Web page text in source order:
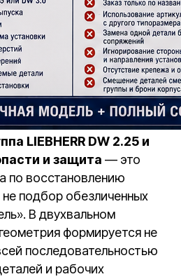
LIEBHERR DW 2.25 и
и защита — это
по восстановлению
подбор обезличенных
В двухвальном
формируется не
последовательностью
и рабочих